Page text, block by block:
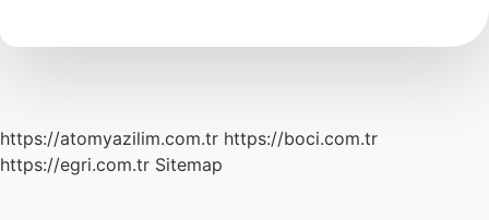
https://atomyazilim.com.tr https://boci.com.tr
https://egri.com.tr Sitemap